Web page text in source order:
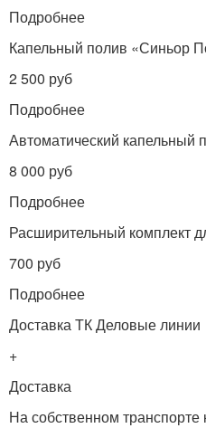
Подробнее
Капельный полив «Синьор
2 500 руб
Подробнее
Автоматический капельный
8 000 руб
Подробнее
Расширительный комплект
700 руб
Подробнее
Доставка ТК Деловые линии
+
Доставка
На собственном транспорте